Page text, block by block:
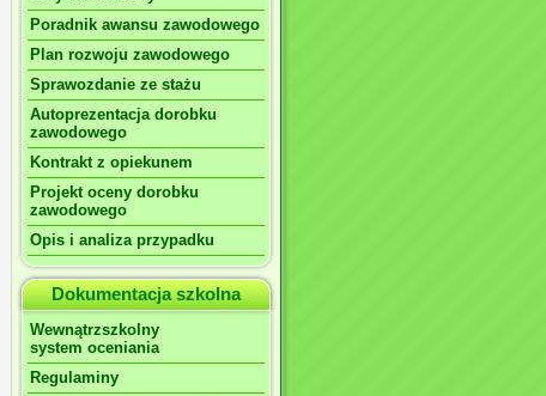
Poradnik awansu zawodowego
Plan rozwoju zawodowego
Sprawozdanie ze stażu
Autoprezentacja dorobku
zawodowego
Kontrakt z opiekunem
Projekt oceny dorobku
zawodowego
Opis i analiza przypadku
Dokumentacja szkolna
Wewnątrzszkolny
system oceniania
Regulaminy